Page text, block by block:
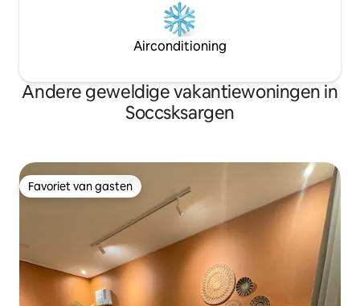
Airconditioning
Andere geweldige vakantiewoningen in
Soccsksargen
Favoriet van gasten
Favoriet van gasten